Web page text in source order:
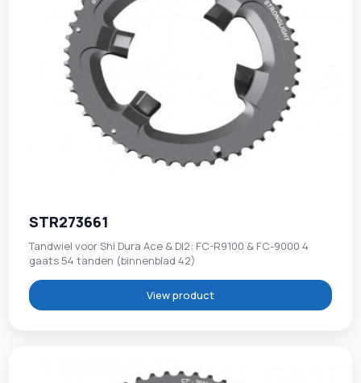
STR273661
Tandwiel voor Shi Dura Ace & DI2: FC-R9100 & FC-9000 4
gaats 54 tanden (binnenblad 42)
View product